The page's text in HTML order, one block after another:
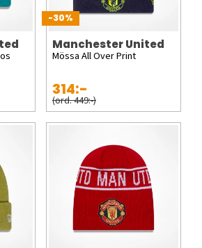
-30%
Manchester United
Mössa All Over Print
314:-
(ord. 449:-)